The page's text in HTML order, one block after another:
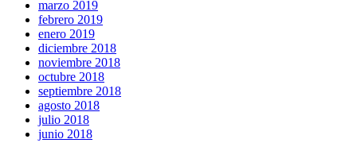
marzo 2019
febrero 2019
enero 2019
diciembre 2018
noviembre 2018
octubre 2018
septiembre 2018
agosto 2018
julio 2018
junio 2018